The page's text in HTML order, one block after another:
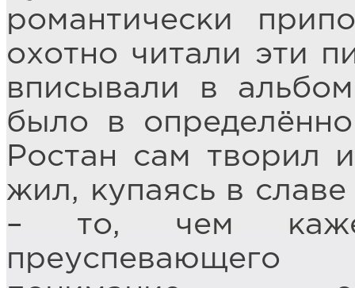
романтически
охотно читали эти
вписывали в
было в
Ростан сам творил
жил, купаясь в
– то, чем
преуспевающего